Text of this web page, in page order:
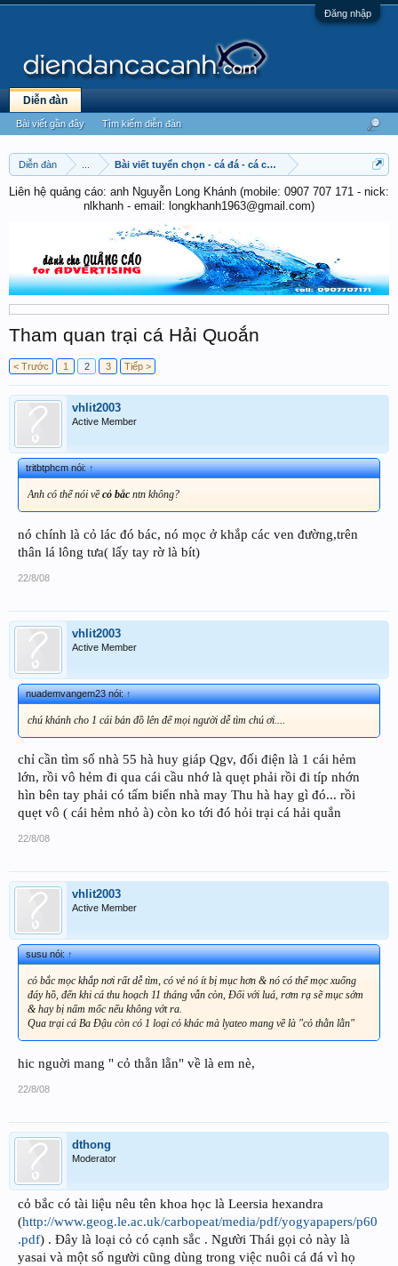
Đăng nhập
Diễn đàn Bài viết tuyển chọn - cá đá - cá chọi
Liên hệ quảng cáo: anh Nguyễn Long Khánh (mobile: 0907 707 171 - nick:
nlkhanh - email: longkhanh1963@gmail.com)
Tham quan trại cá Hải Quoắn
< Trước 1 2 3 Tiếp >
vhlit2003
Active Member
tritbtphcm nói:↑
Anh có thể nói vềcỏ bắc ntn không?
nó chính là cỏ lác đó bác, nó mọc ở khắp các ven đường,trên
thân lá lông tưa( lấy tay rờ là bít)
22/8/08
vhlit2003
Active Member
nuademvangem23 nói:↑
chú khánh cho 1 cái bản đồ lên để mọi người dễ tìm chú ơi....
chỉ cần tìm số nhà 55 hà huy giáp Qgv, đối điện là 1 cái hẻm
lớn, rồi vô hẻm đi qua cái cầu nhớ là quẹt phải rồi đi típ nhớn
hìn bên tay phải có tấm biển nhà may Thu hà hay gì đó... rồi
quẹt vô ( cái hẻm nhỏ à) còn ko tới đó hỏi trại cá hải quắn
22/8/08
vhlit2003
Active Member
susu nói:↑
cỏ bắc mọc khắp nơi rất dễ tìm, có vẻ nó ít bị mục hơn & nó có thể mọc xuống
đáy hồ, đến khi cá thu hoạch 11 tháng vẫn còn, Đối với luá, rơm rạ sẽ mục sớm
& hay bị nấm mốc nếu không vớt ra.
Qua trại cá Ba Đậu còn có 1 loại cỏ khác mà lyateo mang về là "cỏ thằn lằn"
hic nguời mang " cỏ thằn lằn" về là em nè,
22/8/08
dthong
Moderator
cỏ bắc có tài liệu nêu tên khoa học là Leersia hexandra
(http://www.geog.le.ac.uk/carbopeat/media/pdf/yogyapapers/p60
.pdf) . Đây là loại cỏ có cạnh sắc . Người Thái gọi cỏ này là
yasai và một số người cũng dùng trong việc nuôi cá đá vì họ
Diễn đàn
Bài viết gần đây Tìm kiếm diễn đàn